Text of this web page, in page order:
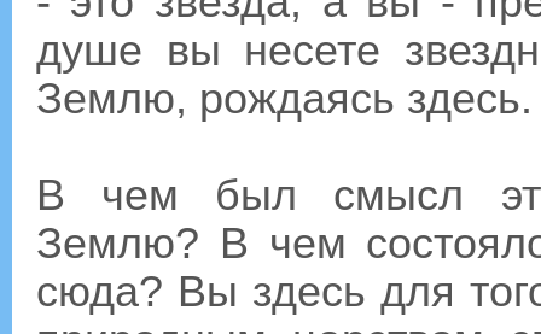
душе вы несете
Землю, рождаясь здесь.
В чем был смысл
Землю? В чем
сюда? Вы здесь для